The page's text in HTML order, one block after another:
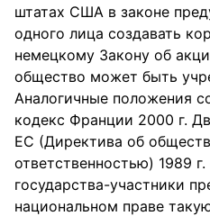
штатах США в законе
одного лица создавать
немецкому Закону об
общество может быть
Аналогичные положения
кодекс Франции 2000 г.
ЕС (Директива об
ответственностью) 1989 г.
государства-участники
национальном праве